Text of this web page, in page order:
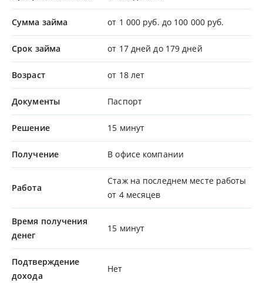
Сумма займа от 1 000 руб. до 100 000 руб.
Срок займа от 17 дней до 179 дней
Возраст от 18 лет
Документы Паспорт
Решение 15 минут
Получение В офисе компании
Работа
Стаж на последнем месте работы
от 4 месяцев
Время получения
денег
15 минут
Подтверждение
дохода
Нет